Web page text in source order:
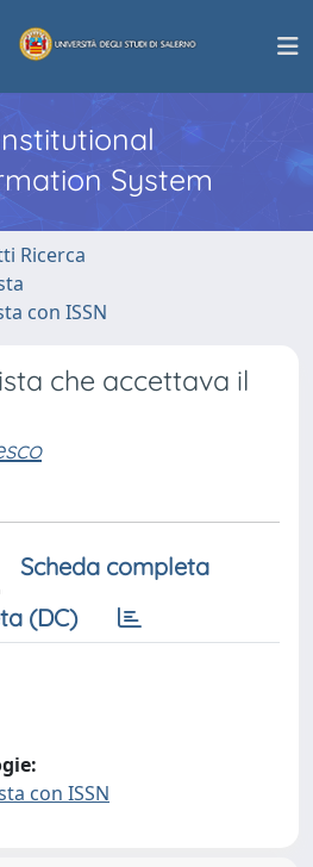
System
Ricerca
con ISSN
che accettava il
Scheda completa
(DC)
con ISSN